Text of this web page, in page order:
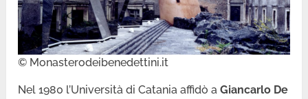
© Monasterodeibenedettini.it
Nel 1980 l’Università di Catania affidò aGiancarlo De